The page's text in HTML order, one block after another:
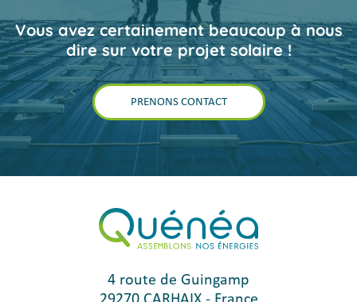
Vous avez certainement beaucoup à nous
dire sur votre projet solaire !
PRENONS CONTACT
4 route de Guingamp